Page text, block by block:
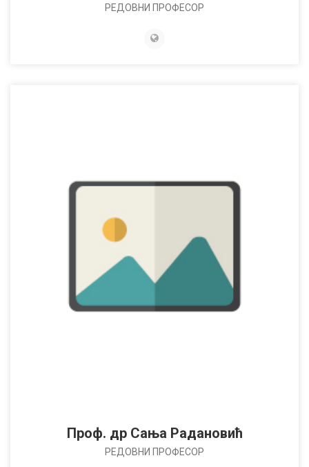
РЕДОВНИ ПРОФЕСОР
Проф. др Сања Радановић
РЕДОВНИ ПРОФЕСОР